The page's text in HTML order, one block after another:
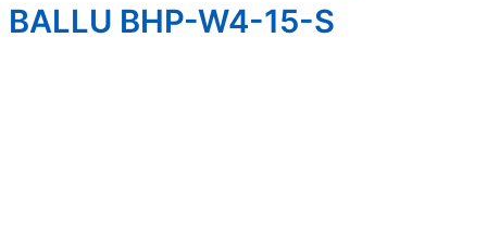
BALLU BHP-W4-15-S